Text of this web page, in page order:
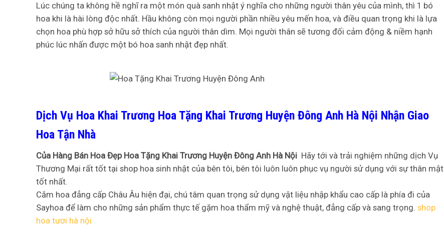
Lúc chúng ta không hề nghĩ ra một món quà sanh nhật ý nghĩa cho những người thân yêu của mình, thì 1 bó
hoa khi là hài lòng độc nhất. Hầu không còn mọi người phần nhiều yêu mến hoa, và điều quan trọng khi là lựa
chọn hoa phù hợp sở hữu sở thích của người thân dìm. Mọi người thân sẽ tương đối cảm động & niềm hạnh
phúc lúc nhấn được một bó hoa sanh nhật đẹp nhất.
Dịch Vụ Hoa Khai Trương Hoa Tặng Khai Trương Huyện Đông Anh Hà Nội Nhận Giao
Hoa Tận Nhà
Của Hàng Bán Hoa Đẹp Hoa Tặng Khai Trương Huyện Đông Anh Hà Nội Hãy tới và trải nghiệm những dịch Vụ
Thương Mại rất tốt tại shop hoa sinh nhật của bên tôi, bên tôi luôn luôn phục vụ người sử dụng với sự thân mật
tốt nhất.
Cắm hoa đẳng cấp Châu Âu hiện đại, chú tâm quan trọng sử dụng vật liệu nhập khẩu cao cấp là phía đi của
Sayhoa để làm cho những sản phẩm thực tế gặm hoa thẩm mỹ và nghệ thuật, đẳng cấp và sang trọng. shop
hoa tươi hà nội